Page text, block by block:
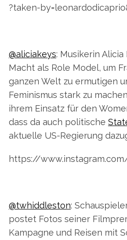
?taken-
@aliciakeys: Musikerin
Macht als Role Model, um
ganzen Welt zu ermutigen
Feminismus stark zu
ihrem Einsatz für den
dass da auch politische
aktuelle US-Regierung
https://
@twhiddleston:
postet Fotos seiner
Kampagne und Reisen mit
S
e
a
c